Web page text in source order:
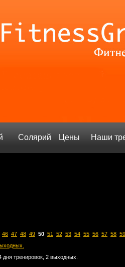
Солярий Цены Наши
46 47 48 49 50 51 52 53 54 55 56 57 58 59
дня тренировок, 2 выходных.